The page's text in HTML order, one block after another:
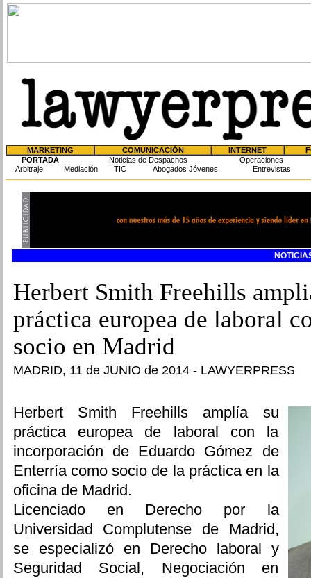
MARKETING COMUNICACIÓN INTERNET
PORTADA
Noticias de Despachos
Operaciones
Arbitraje
Mediación TIC Abogados Jóvenes Entrevistas
Herbert Smith Freehills
práctica europea de laboral
socio en Madrid
MADRID, 11 de JUNIO de 2014 - LAWYERPRESS
Herbert Smith Freehills amplía su
práctica europea de laboral con la
incorporación de Eduardo Gómez de
Enterría como socio de la práctica en la
oficina de Madrid.
Licenciado en Derecho por la
Universidad Complutense de Madrid,
se especializó en Derecho laboral y
Seguridad Social, Negociación en